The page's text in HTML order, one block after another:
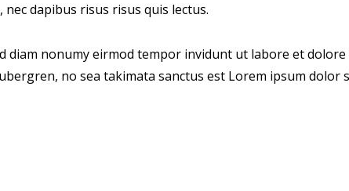
dapibus risus risus quis lectus.
nonumy eirmod tempor invidunt ut labore et
no sea takimata sanctus est Lorem ipsum dolor